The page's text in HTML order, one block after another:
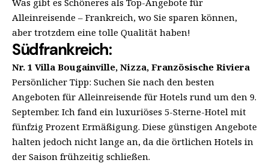
Alleinreisende – Frankreich, wo Sie sparen können,
aber trotzdem eine tolle Qualität haben!
Südfrankreich:
Nr. 1 Villa Bougainville, Nizza, Französische Riviera
Persönlicher Tipp: Suchen Sie nach den besten
Angeboten für Alleinreisende für Hotels rund um den 9.
September. Ich fand ein luxuriöses 5-Sterne-Hotel mit
fünfzig Prozent Ermäßigung. Diese günstigen Angebote
halten jedoch nicht lange an, da die örtlichen Hotels in
der Saison frühzeitig schließen.